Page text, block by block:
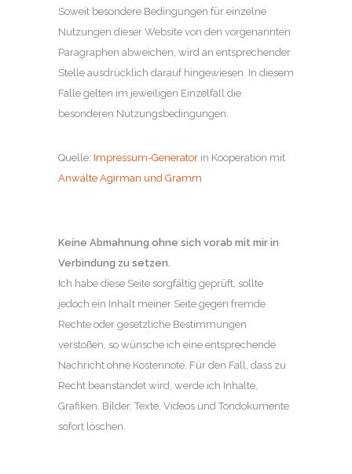
Soweit besondere Bedingungen für einzelne
Nutzungen dieser Website von den vorgenannten
Paragraphen abweichen, wird an entsprechender
Stelle ausdrücklich darauf hingewiesen. In diesem
Falle gelten im jeweiligen Einzelfall die
besonderen Nutzungsbedingungen.
Quelle: Impressum-Generator in Kooperation mit
Anwälte Agirman und Gramm
Keine Abmahnung ohne sich vorab mit mir in
Verbindung zu setzen.
Ich habe diese Seite sorgfältig geprüft, sollte
jedoch ein Inhalt meiner Seite gegen fremde
Rechte oder gesetzliche Bestimmungen
verstoßen, so wünsche ich eine entsprechende
Nachricht ohne Kostennote. Für den Fall, dass zu
Recht beanstandet wird, werde ich Inhalte,
Grafiken, Bilder, Texte, Videos und Tondokumente
sofort löschen.